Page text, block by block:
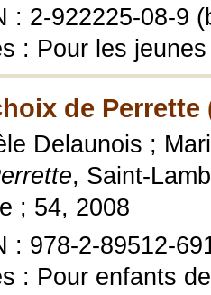
: 2-922225-08-9
: Pour les
de Perrette
Delaunois ;
, Saint-
; 54, 2008
: 978-2-89512-
: Pour enfants